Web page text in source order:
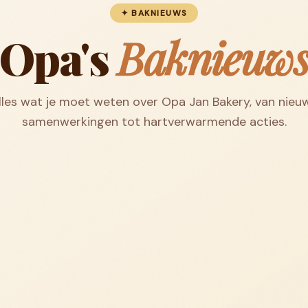
✦ BAKNIEUWS
Baknieuws
wat je moet weten over Opa Jan Bakery, van
samenwerkingen tot hartverwarmende acties.